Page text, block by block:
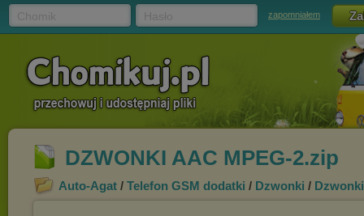
zapomniałem
DZWONKI AAC MPEG-2.zip
Auto-Agat / Telefon GSM dodatki / Dzwonki /